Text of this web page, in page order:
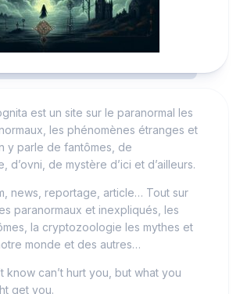
est un site sur le paranormal les
les phénomènes étranges et
y parle de fantômes, de
d’ovni, de mystère d’ici et d’ailleurs.
news, reportage, article… Tout sur
paranormaux et inexpliqués, les
la cryptozoologie les mythes et
monde et des autres…
know can’t hurt you, but what you
get you.